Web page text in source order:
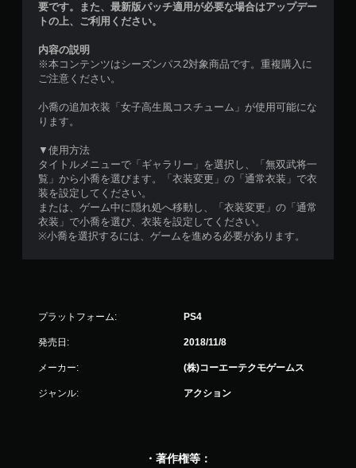
要です。また、最新版パッチ適用が必要な場合はアップデー
トの上、ご利用ください。
内容の説明
※本コンテンツはシーズンパス2対象商品です。重複購入に
ご注意ください。
小喬の追加衣装「女子高生風コスチューム」が使用可能にな
ります。
▼使用方法
タイトルメニューで「ギャラリー」を選択し、「無双武将一
覧」から小喬を選びます。「衣装変更」の「通常衣装」で衣
装を設定してください。
または、ゲーム中に隠れ処へ移動し、「衣装変更」の「通常
衣装」で小喬を選び、衣装を設定してください。
※小喬を選択するには、ゲームを進める必要があります。
プラットフォーム: PS4
発売日: 2018/11/8
メーカー: (株)コーエーテクモゲームス
ジャンル: アクション
・著作権等：